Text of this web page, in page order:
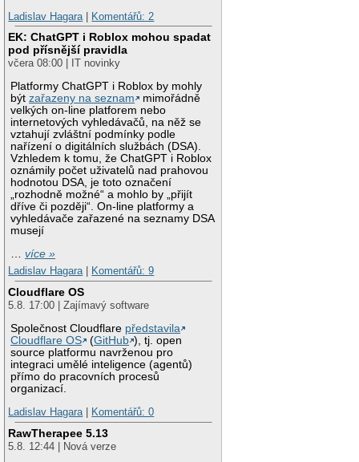
Ladislav Hagara
Komentářů: 2
EK: ChatGPT i Roblox mohou spadat
pod přísnější pravidla
včera 08:00 | IT novinky
Platformy ChatGPT i Roblox by mohly
býtzařazeny na seznam
mimořádně
velkých on-line platforem nebo
internetových vyhledávačů, na něž se
vztahují zvláštní podmínky podle
nařízení o digitálních službách (DSA).
Vzhledem k tomu, že ChatGPT i Roblox
oznámily počet uživatelů nad prahovou
hodnotou DSA, je toto označení
„rozhodně možné“ a mohlo by „přijít
dříve či později“. On-line platformy a
vyhledávače zařazené na seznamy DSA
musejí
…více »
Ladislav Hagara| Komentářů: 9
Cloudflare OS
5.8. 17:00 | Zajímavý software
Společnost Cloudflare představila
Cloudflare OS
(GitHub ), tj. open
source platformu navrženou pro
integraci umělé inteligence (agentů)
přímo do pracovních procesů
organizací.
Ladislav Hagara| Komentářů: 0
RawTherapee 5.13
5.8. 12:44 | Nová verze